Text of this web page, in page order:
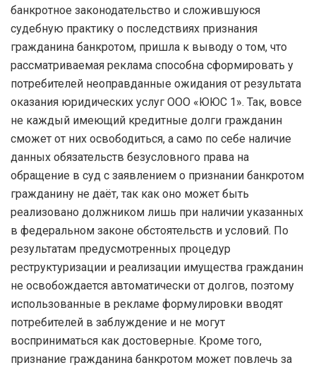
банкротное законодательство и сложившуюся
судебную практику о последствиях признания
гражданина банкротом, пришла к выводу о том, что
рассматриваемая реклама способна сформировать у
потребителей неоправданные ожидания от результата
оказания юридических услуг ООО «ЮЮС 1». Так, вовсе
не каждый имеющий кредитные долги гражданин
сможет от них освободиться, а само по себе наличие
данных обязательств безусловного права на
обращение в суд с заявлением о признании банкротом
гражданину не даёт, так как оно может быть
реализовано должником лишь при наличии указанных
в федеральном законе обстоятельств и условий. По
результатам предусмотренных процедур
реструктуризации и реализации имущества гражданин
не освобождается автоматически от долгов, поэтому
использованные в рекламе формулировки вводят
потребителей в заблуждение и не могут
восприниматься как достоверные. Кроме того,
признание гражданина банкротом может повлечь за